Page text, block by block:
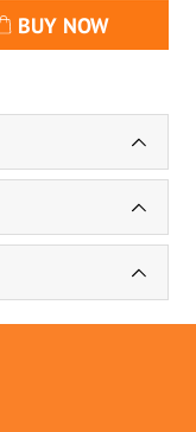
BUY NOW